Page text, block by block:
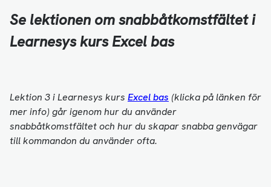
Se lektionen om snabbåtkomstfältet i
Learnesys kurs Excel bas
Lektion 3 i Learnesys kurs Excel bas (klicka på länken för
mer info) går igenom hur du använder
snabbåtkomstfältet och hur du skapar snabba genvägar
till kommandon du använder ofta.